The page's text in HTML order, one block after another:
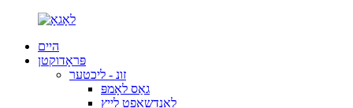
היים
פּראָדוקטן
זונ - ליכטער
גאַס לאָמפּ
לאַנדשאַפט לייץ